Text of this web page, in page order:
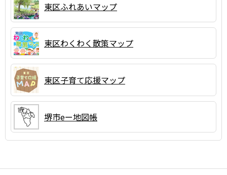
東区ふれあいマップ
東区わくわく散策マップ
東区子育て応援マップ
堺市eー地図帳